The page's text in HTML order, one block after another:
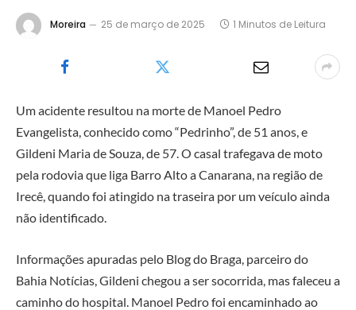
Moreira 25 de março de 2025 1 Minutos de Leitura
Um acidente resultou na morte de Manoel Pedro
Evangelista, conhecido como “Pedrinho”, de 51 anos, e
Gildeni Maria de Souza, de 57. O casal trafegava de moto
pela rodovia que liga Barro Alto a Canarana, na região de
Irecê, quando foi atingido na traseira por um veículo ainda
não identificado.
Informações apuradas pelo Blog do Braga, parceiro do
Bahia Notícias, Gildeni chegou a ser socorrida, mas faleceu a
caminho do hospital. Manoel Pedro foi encaminhado ao